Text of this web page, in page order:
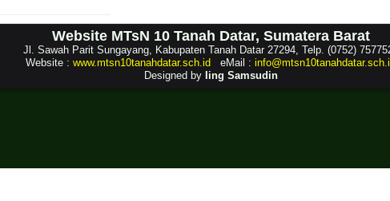
Website MTsN 10 Tanah Datar, Sumatera Barat
Jl. Sawah Parit Sungayang, Kabupaten Tanah Datar 27294, Telp. (0752)
Website : www.mtsn10tanahdatar.sch.id eMail :
Designed by Iing Samsudin